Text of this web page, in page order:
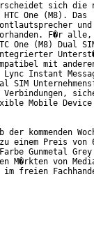
sich die
One (M8). Das
F�r
One (M8) Dual
mit
Lync Instant
SIM
Mobile Device
kommenden
einem Preis von
Gunmetal
M�rkten von
freien